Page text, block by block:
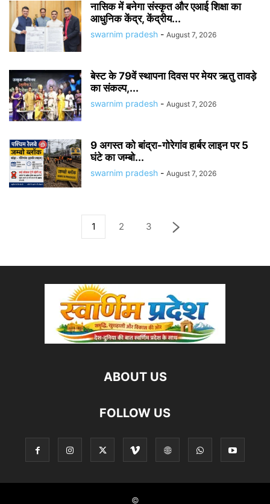
नासिक में बनेगा संस्कृत और एआई शिक्षा का
आधुनिक केंद्र, केंद्रीय...
swarnim pradesh - August 7, 2026
बेस्ट के 79वें स्थापना दिवस पर मेयर ऋतु तावड़े
का संकल्प,...
swarnim pradesh - August 7, 2026
9 अगस्त को बांद्रा-गोरेगांव हार्बर लाइन पर 5
घंटे का जम्बो...
swarnim pradesh - August 7, 2026
1 2 3
ABOUT US
FOLLOW US
©